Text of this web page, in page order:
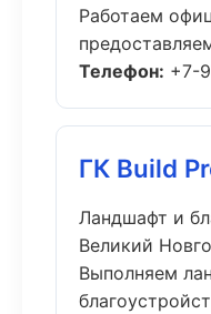
Работаем
Телефон: +7-
ГК Build
Ландшафт и
Великий
Выполняем